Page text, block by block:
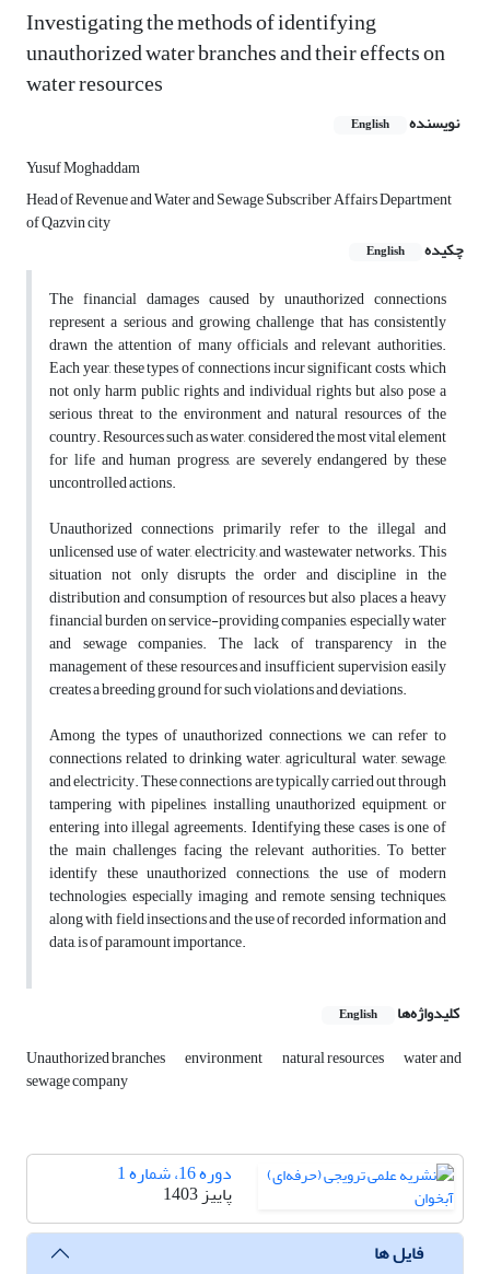
Investigating the methods of identifying
unauthorized water branches and their effects on
water resources
نویسنده English
Yusuf Moghaddam
Head of Revenue and Water and Sewage Subscriber Affairs Department
of Qazvin city
چکیده
English
The financial damages caused by unauthorized connections
represent a serious and growing challenge that has consistently
drawn the attention of many officials and relevant authorities.
Each year, these types of connections incur significant costs, which
not only harm public rights and individual rights but also pose a
serious threat to the environment and natural resources of the
country. Resources such as water, considered the most vital element
for life and human progress, are severely endangered by these
uncontrolled actions.
Unauthorized connections primarily refer to the illegal and
unlicensed use of water, electricity, and wastewater networks. This
situation not only disrupts the order and discipline in the
distribution and consumption of resources but also places a heavy
financial burden on service-providing companies, especially water
and sewage companies. The lack of transparency in the
management of these resources and insufficient supervision easily
creates a breeding ground for such violations and deviations.
Among the types of unauthorized connections, we can refer to
connections related to drinking water, agricultural water, sewage,
and electricity. These connections are typically carried out through
tampering with pipelines, installing unauthorized equipment, or
entering into illegal agreements. Identifying these cases is one of
the main challenges facing the relevant authorities. To better
identify these unauthorized connections, the use of modern
technologies, especially imaging and remote sensing techniques,
along with field insections and the use of recorded information and
data, is of paramount importance.
کلیدواژه‌ها English
Unauthorized branches environment natural resources water and
sewage company
دوره 16، شماره 1
پاییز 1403
فایل ها